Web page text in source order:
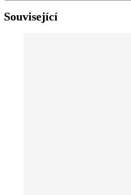
Související